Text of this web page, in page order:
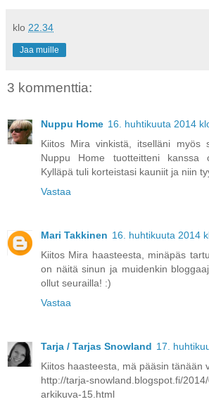
klo 22.34
Jaa muille
3 kommenttia:
Nuppu Home 16. huhtikuuta 2014
Kiitos Mira vinkistä, itselläni myös
Nuppu Home tuotteitteni kanssa
Kylläpä tuli korteistasi kauniit ja niin
Vastaa
Mari Takkinen 16. huhtikuuta 2014
Kiitos Mira haasteesta, minäpäs
on näitä sinun ja muidenkin
ollut seurailla! :)
Vastaa
Tarja / Tarjas Snowland 17.
Kiitos haasteesta, mä pääsin tänään
http://tarja-snowland.blogspot.fi/
arkikuva-15.html